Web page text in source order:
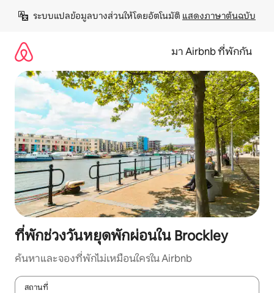
เนื้อหา
ระบบแปลข้อมูลบางส่วนให้โดยอัตโนมัติ แสดงภาษาต้นฉบับ
มา Airbnb ที่พักกัน
ที่พักช่วงวันหยุดพักผ่อนใน Brockley
ค้นหาและจองที่พักไม่เหมือนใครใน Airbnb
สถานที่